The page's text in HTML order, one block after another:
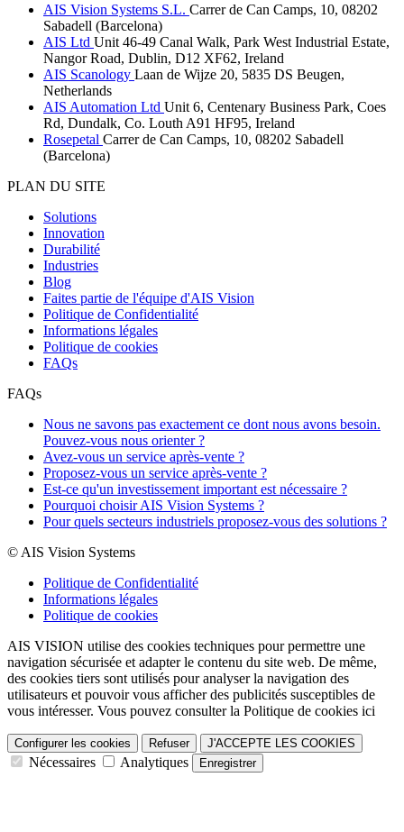
AIS Vision Systems S.L. Carrer de Can Camps, 10, 08202
Sabadell (Barcelona)
AIS Ltd Unit 46-49 Canal Walk, Park West Industrial Estate,
Nangor Road, Dublin, D12 XF62, Ireland
AIS Scanology Laan de Wijze 20, 5835 DS Beugen,
Netherlands
AIS Automation Ltd Unit 6, Centenary Business Park, Coes
Rd, Dundalk, Co. Louth A91 HF95, Ireland
Rosepetal Carrer de Can Camps, 10, 08202 Sabadell
(Barcelona)
PLAN DU SITE
Solutions
Innovation
Durabilité
Industries
Blog
Faites partie de l'équipe d'AIS Vision
Politique de Confidentialité
Informations légales
Politique de cookies
FAQs
FAQs
Nous ne savons pas exactement ce dont nous avons besoin.
Pouvez-vous nous orienter ?
Avez-vous un service après-vente ?
Proposez-vous un service après-vente ?
Est-ce qu'un investissement important est nécessaire ?
Pourquoi choisir AIS Vision Systems ?
Pour quels secteurs industriels proposez-vous des solutions ?
© AIS Vision Systems
Politique de Confidentialité
Informations légales
Politique de cookies
AIS VISION utilise des cookies techniques pour permettre une
navigation sécurisée et adapter le contenu du site web. De même,
des cookies tiers sont utilisés pour analyser la navigation des
utilisateurs et pouvoir vous afficher des publicités susceptibles de
vous intéresser. Vous pouvez consulter la Politique de cookies ici
Configurer les cookies Refuser J'ACCEPTE LES COOKIES
Nécessaires Analytiques Enregistrer